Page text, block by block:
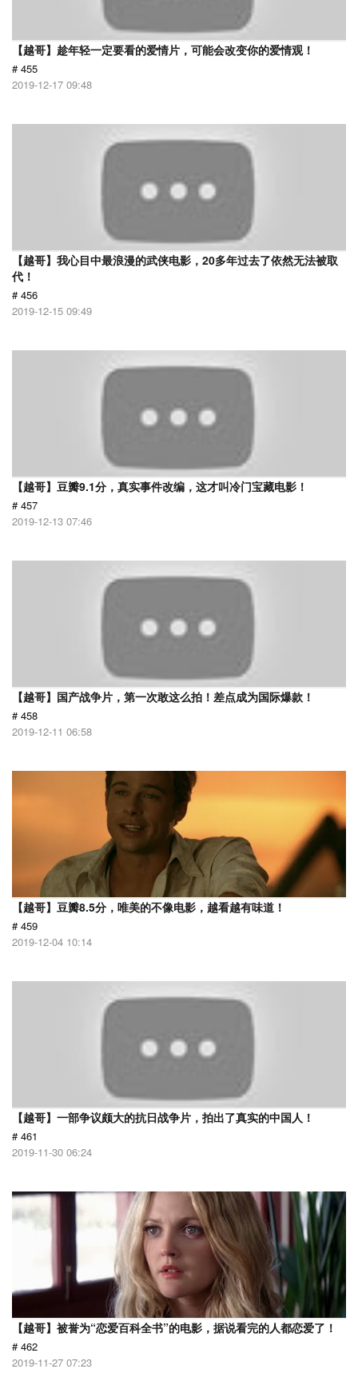
【越哥】趁年轻一定要看的爱情片，可能会改变你的爱情观！
# 455
2019-12-17 09:48
【越哥】我心目中最浪漫的武侠电影，20多年过去了依然无法被取
代！
# 456
2019-12-15 09:49
【越哥】豆瓣9.1分，真实事件改编，这才叫冷门宝藏电影！
# 457
2019-12-13 07:46
【越哥】国产战争片，第一次敢这么拍！差点成为国际爆款！
# 458
2019-12-11 06:58
【越哥】豆瓣8.5分，唯美的不像电影，越看越有味道！
# 459
2019-12-04 10:14
【越哥】一部争议颇大的抗日战争片，拍出了真实的中国人！
# 461
2019-11-30 06:24
【越哥】被誉为“恋爱百科全书”的电影，据说看完的人都恋爱了！
# 462
2019-11-27 07:23